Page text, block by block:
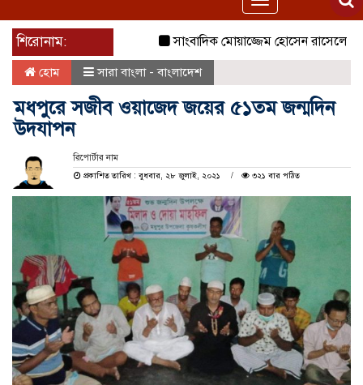
navigation
শিরোনাম:
সাংবাদিক মোয়াজ্জেম হোসেন রাসেলের
হোম সারা বাংলা - বাংলাদেশ
মধপুরে সজীব ওয়াজেদ জয়ের ৫১তম জন্মদিন
উদযাপন
রিপোর্টার নাম
প্রকাশিত তারিখ : বুধবার, ২৮ জুলাই, ২০২১
৩২১ বার পঠিত